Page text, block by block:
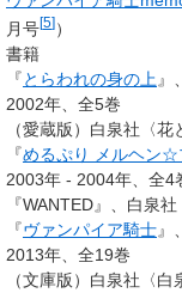
月号[5] ）
書籍
『とらわれの身の上 』、
2002年、全5巻
（愛蔵版）白泉社〈
『めるぷり メルヘン☆
2003年 - 2004年、全4
『WANTED』、白泉
『ヴァンパイア騎士』
2013年、全19巻
（文庫版）白泉社〈